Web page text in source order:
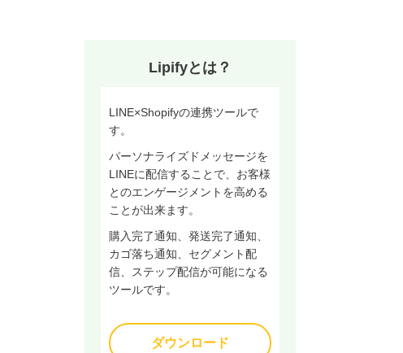
Lipifyとは？
LINE×Shopifyの連携ツールで
す。
パーソナライズドメッセージを
LINEに配信することで、お客様
とのエンゲージメントを高める
ことが出来ます。
購入完了通知、発送完了通知、
カゴ落ち通知、セグメント配
信、ステップ配信が可能になる
ツールです。
ダウンロード